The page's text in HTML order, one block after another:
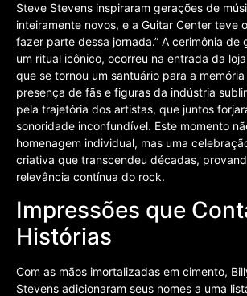
Steve Stevens inspiraram gerações de
inteiramente novos, e a Guitar Center teve
fazer parte dessa jornada.” A cerimônia de
um ritual icônico, ocorreu na entrada da
que se tornou um santuário para a
presença de fãs e figuras da indústria
pela trajetória dos artistas, que juntos
sonoridade inconfundível. Este momento
homenagem individual, mas uma
criativa que transcendeu décadas,
relevância contínua do rock.
Impressões que
Histórias
Com as mãos imortalizadas em cimento,
Stevens adicionaram seus nomes a uma